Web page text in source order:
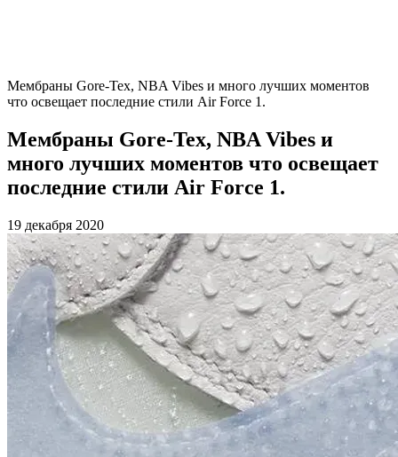
Мембраны Gore-Tex, NBA Vibes и много лучших моментов
что освещает последние стили Air Force 1.
Мембраны Gore-Tex, NBA Vibes и
много лучших моментов что освещает
последние стили Air Force 1.
19 декабря 2020